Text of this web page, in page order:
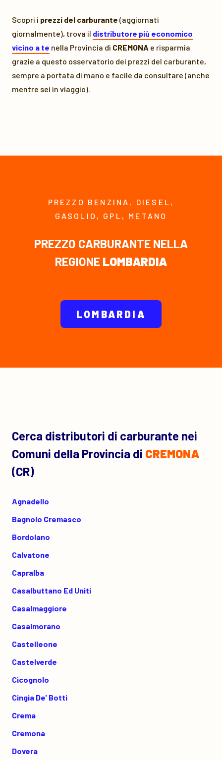
Scopri i prezzi del carburante (aggiornati
giornalmente), trova il distributore più economico
vicino a te nella Provincia di CREMONA e risparmia
grazie a questo osservatorio dei prezzi del carburante,
sempre a portata di mano e facile da consultare (anche
mentre sei in viaggio).
PREZZO BENZINA, DIESEL,
GASOLIO, GPL, METANO
PREZZO CARBURANTE NELLA
REGIONE LOMBARDIA
LOMBARDIA
Cerca distributori di carburante nei
Comuni della Provincia di CREMONA
(CR)
Agnadello
Bagnolo Cremasco
Bordolano
Calvatone
Capralba
Casalbuttano Ed Uniti
Casalmaggiore
Casalmorano
Castelleone
Castelverde
Cicognolo
Cingia De' Botti
Crema
Cremona
Dovera